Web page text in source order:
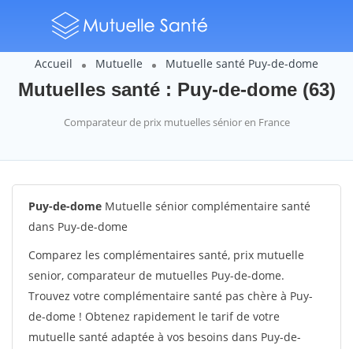
Accueil Mutuelle Mutuelle santé Puy-de-dome
Mutuelles santé : Puy-de-dome (63)
Comparateur de prix mutuelles sénior en France
Puy-de-dome Mutuelle sénior complémentaire santé
dans Puy-de-dome
Comparez les complémentaires santé, prix mutuelle
senior, comparateur de mutuelles Puy-de-dome.
Trouvez votre complémentaire santé pas chère à Puy-
de-dome ! Obtenez rapidement le tarif de votre
mutuelle santé adaptée à vos besoins dans Puy-de-